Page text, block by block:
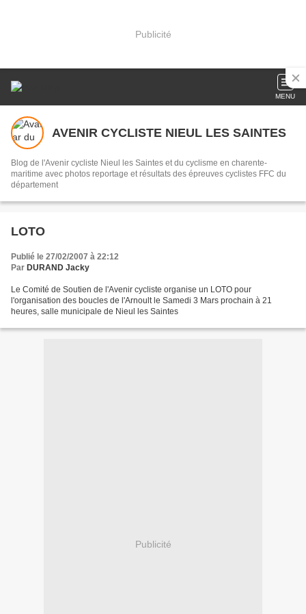
Publicité
MENU
AVENIR CYCLISTE NIEUL LES SAINTES
Blog de l'Avenir cycliste Nieul les Saintes et du cyclisme en charente-
maritime avec photos reportage et résultats des épreuves cyclistes FFC du
département
LOTO
Publié le 27/02/2007 à 22:12
Par DURAND Jacky
Le Comité de Soutien de l'Avenir cycliste organise un LOTO pour
l'organisation des boucles de l'Arnoult le Samedi 3 Mars prochain à 21
heures, salle municipale de Nieul les Saintes
Publicité